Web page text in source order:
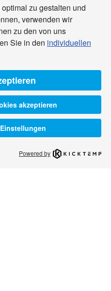
zu gestalten und
verwenden wir
zu den von uns
Sie in den individuellen
akzeptieren
Powered by